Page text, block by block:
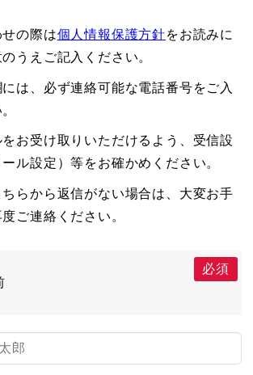
の際は個人情報保護方針をお読みに
うえご記入ください。
は、必ず連絡可能な電話番号をご入
お受け取りいただけるよう、受信設
ル設定）等をお確かめください。
らから返信がない場合は、大変お手
ご連絡ください。
必須